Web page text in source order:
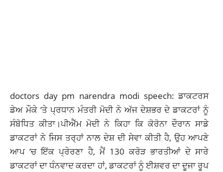
doctors day pm narendra modi speech: ਡਾਕਟਰਸ
ਡੇਅ ਮੌਕੇ ‘ਤੇ ਪ੍ਰਧਾਨ ਮੰਤਰੀ ਮੋਦੀ ਨੇ ਅੱਜ ਦੇਸ਼ਭਰ ਦੇ ਡਾਕਟਰਾਂ ਨੂੰ
ਸੰਬੋਧਿਤ ਕੀਤਾ।ਪੀਐੱਮ ਮੋਦੀ ਨੇ ਕਿਹਾ ਕਿ ਕੋਰੋਨਾ ਦੌਰਾਨ ਸਾਡੇ
ਡਾਕਟਰਾਂ ਨੇ ਜਿਸ ਤਰ੍ਹਾਂ ਨਾਲ ਦੇਸ਼ ਦੀ ਸੇਵਾ ਕੀਤੀ ਹੈ, ਉਹ ਆਪਣੇ
ਆਪ ‘ਚ ਇੱਕ ਪ੍ਰੇਰਣਾ ਹੈ, ਮੈਂ 130 ਕਰੋੜ ਭਾਰਤੀਆਂ ਦੇ ਸਾਰੇ
ਡਾਕਟਰਾਂ ਦਾ ਧੰਨਵਾਦ ਕਰਦਾ ਹਾਂ, ਡਾਕਟਰਾਂ ਨੂੰ ਈਸ਼ਵਰ ਦਾ ਦੂਜਾ ਰੂਪ